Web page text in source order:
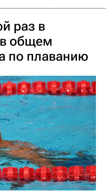
раз в
общем
по плаванию